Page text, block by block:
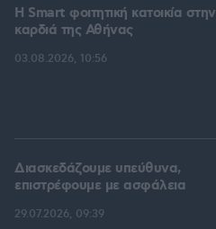
Η Smart φοιτητική κατοικία στην
καρδιά της Αθήνας
03.08.2026, 10:56
Διασκεδάζουμε υπεύθυνα,
επιστρέφουμε με ασφάλεια
29.07.2026, 09:39